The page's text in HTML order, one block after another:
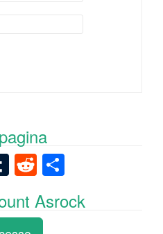
T
m
R
e
d n
Asrock